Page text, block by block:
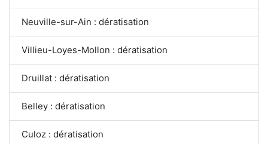
Neuville-sur-Ain : dératisation
Villieu-Loyes-Mollon : dératisation
Druillat : dératisation
Belley : dératisation
Culoz : dératisation